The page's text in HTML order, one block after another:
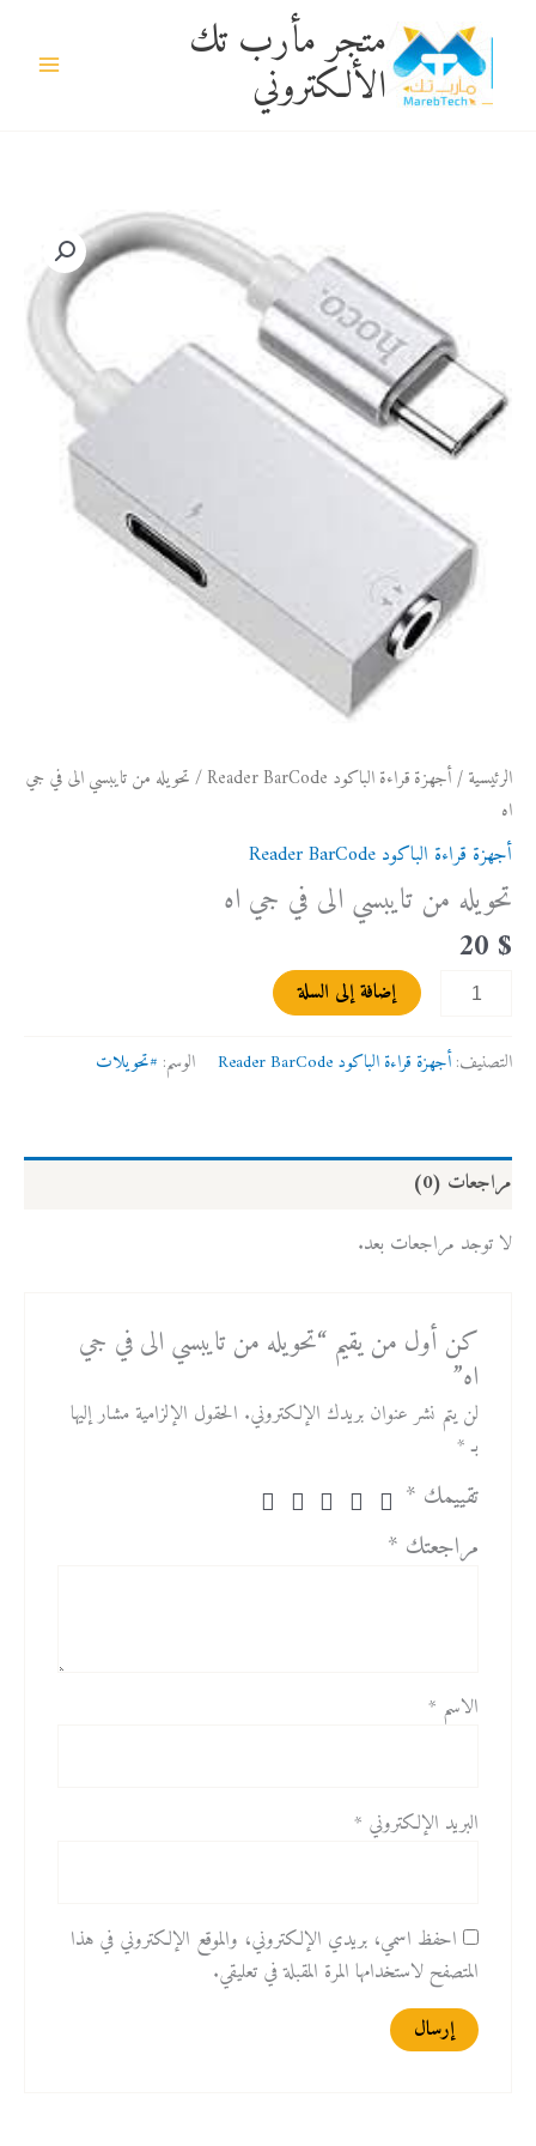
المحتوى
متجر مأرب تك
الألكتروني
الرئيسية/أجهزة قراءة الباكود Reader BarCode
/ تحويله من تايبسي الى في جي
اه
أجهزة قراءة الباكود Reader BarCode
تحويله من تايبسي الى في جي اه
20 $
في
جي
إضافة إلى السلة
التصنيف:أجهزة قراءة الباكود Reader BarCode الوسم: #تحويلات
مراجعات (0)
لا توجد مراجعات بعد.
كن أول من يقيم “تحويله من تايبسي الى في جي
اه”
لن يتم نشر عنوان بريدك الإلكتروني. الحقول الإلزامية مشار إليها
بـ*
تقييمك *
مراجعتك *
الاسم *
البريد الإلكتروني *
احفظ اسمي، بريدي الإلكتروني، والموقع الإلكتروني في هذا
المتصفح لاستخدامها المرة المقبلة في تعليقي.